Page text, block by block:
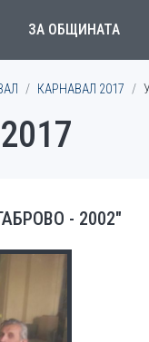
ЗА ОБЩИНАТА
КАРНАВАЛ 2017
- 2002"